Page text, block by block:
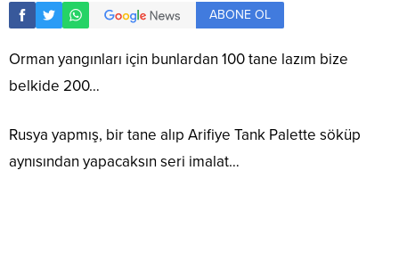
ABONE OL
Orman yangınları için bunlardan 100 tane lazım bize
belkide 200…
Rusya yapmış, bir tane alıp Arifiye Tank Palette söküp
aynısından yapacaksın seri imalat…